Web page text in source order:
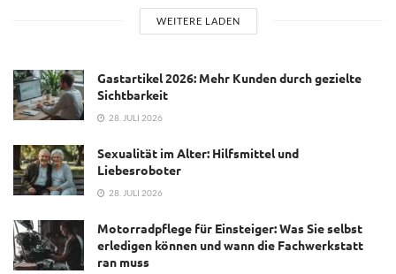
WEITERE LADEN
Gastartikel 2026: Mehr Kunden durch gezielte
Sichtbarkeit
28. JULI 2026
Sexualität im Alter: Hilfsmittel und
Liebesroboter
28. JULI 2026
Motorradpflege für Einsteiger: Was Sie selbst
erledigen können und wann die Fachwerkstatt
ran muss